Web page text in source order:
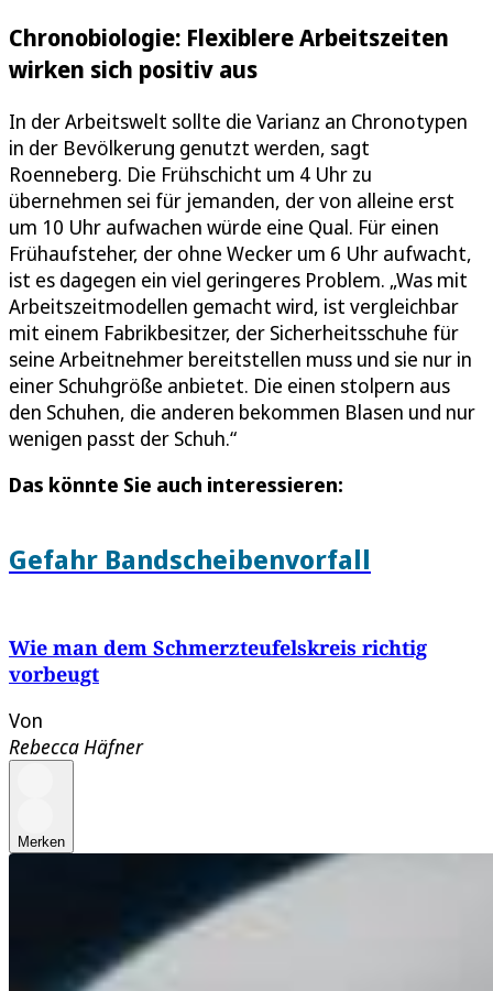
Chronobiologie: Flexiblere Arbeitszeiten
wirken sich positiv aus
In der Arbeitswelt sollte die Varianz an Chronotypen
in der Bevölkerung genutzt werden, sagt
Roenneberg. Die Frühschicht um 4 Uhr zu
übernehmen sei für jemanden, der von alleine erst
um 10 Uhr aufwachen würde eine Qual. Für einen
Frühaufsteher, der ohne Wecker um 6 Uhr aufwacht,
ist es dagegen ein viel geringeres Problem. „Was mit
Arbeitszeitmodellen gemacht wird, ist vergleichbar
mit einem Fabrikbesitzer, der Sicherheitsschuhe für
seine Arbeitnehmer bereitstellen muss und sie nur in
einer Schuhgröße anbietet. Die einen stolpern aus
den Schuhen, die anderen bekommen Blasen und nur
wenigen passt der Schuh.“
Das könnte Sie auch interessieren:
Gefahr Bandscheibenvorfall
Wie man dem Schmerzteufelskreis richtig
vorbeugt
Von
Rebecca Häfner
Merken